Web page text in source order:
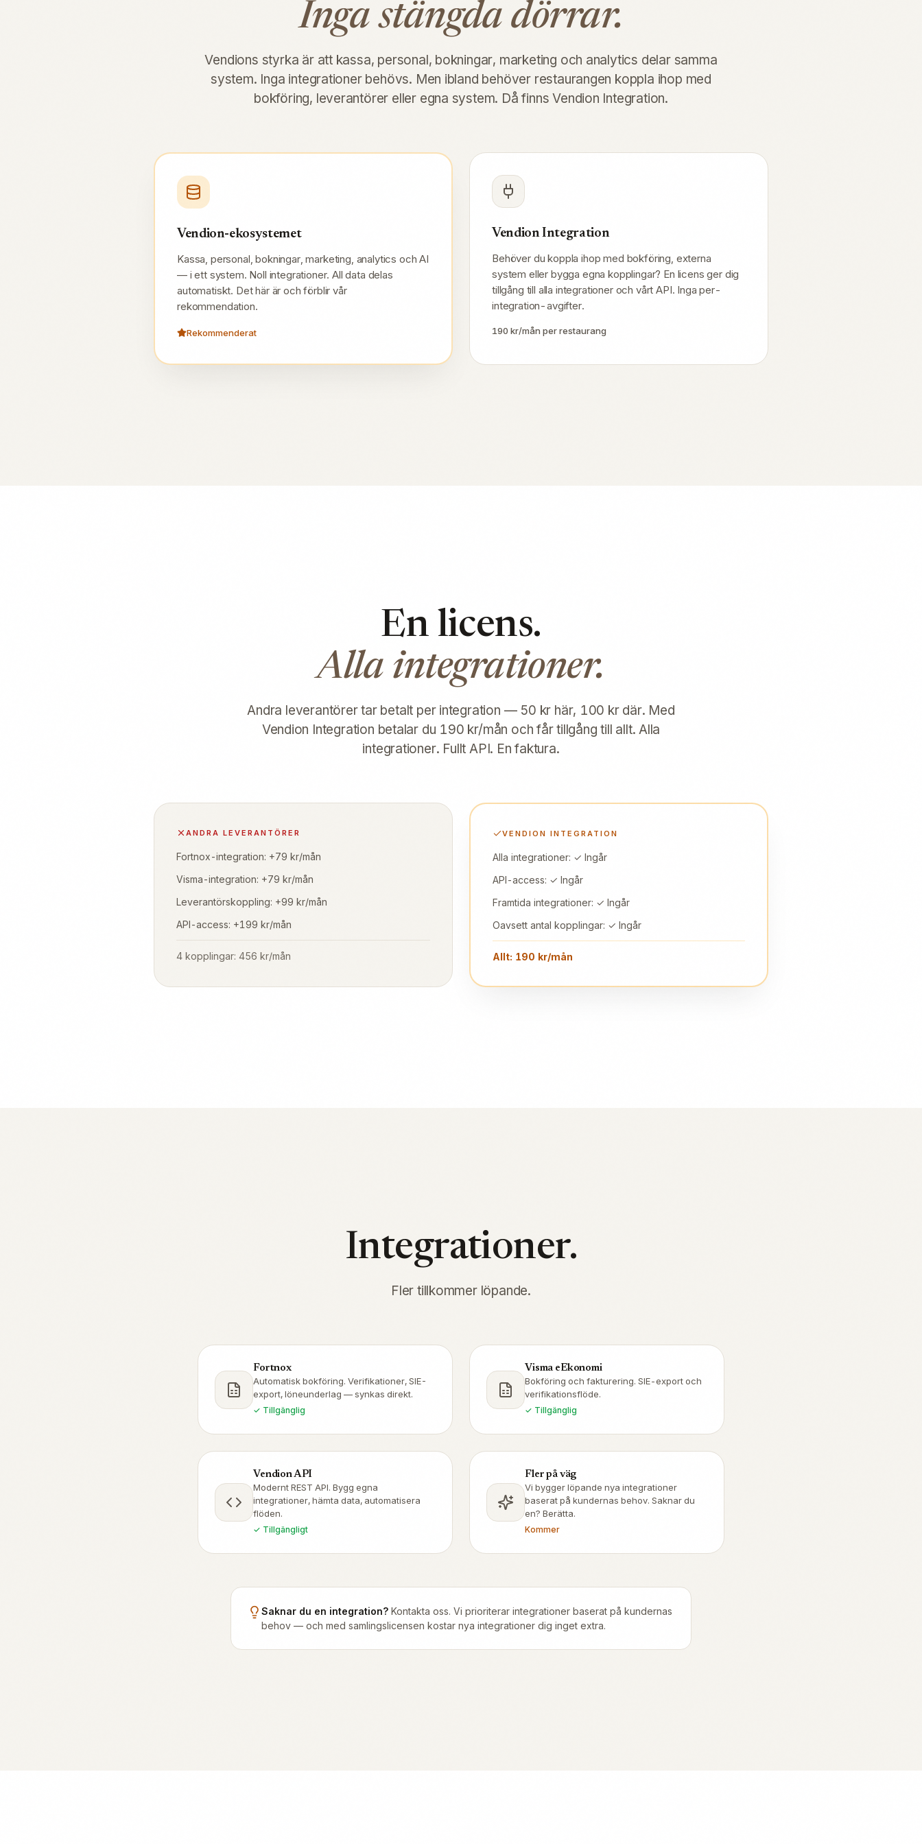
Inga stängda dörrar.
Vendions styrka är att kassa, personal, bokningar, marketing och analytics delar samma
system. Inga integrationer behövs. Men ibland behöver restaurangen koppla ihop med
bokföring, leverantörer eller egna system. Då finns Vendion Integration.
Vendion-ekosystemet
Kassa, personal, bokningar, marketing, analytics och AI
— i ett system. Noll integrationer. All data delas
automatiskt. Det här är och förblir vår
rekommendation.
Rekommenderat
Vendion Integration
Behöver du koppla ihop med bokföring, externa
system eller bygga egna kopplingar? En licens ger dig
tillgång till alla integrationer och vårt API. Inga per-
integration-avgifter.
190 kr/mån per restaurang
En licens.
Alla integrationer.
Andra leverantörer tar betalt per integration — 50 kr här, 100 kr där. Med
Vendion Integration betalar du 190 kr/mån och får tillgång till allt. Alla
integrationer. Fullt API. En faktura.
ANDRA LEVERANTÖRER
Fortnox-integration: +79 kr/mån
Visma-integration: +79 kr/mån
Leverantörskoppling: +99 kr/mån
API-access: +199 kr/mån
4 kopplingar: 456 kr/mån
VENDION INTEGRATION
Alla integrationer: ✓ Ingår
API-access: ✓ Ingår
Framtida integrationer: ✓ Ingår
Oavsett antal kopplingar: ✓ Ingår
Allt: 190 kr/mån
Integrationer.
Fler tillkommer löpande.
Fortnox
Automatisk bokföring. Verifikationer, SIE-
export, löneunderlag — synkas direkt.
✓ Tillgänglig
Visma eEkonomi
Bokföring och fakturering. SIE-export och
verifikationsflöde.
✓ Tillgänglig
Vendion API
Modernt REST API. Bygg egna
integrationer, hämta data, automatisera
flöden.
✓ Tillgängligt
Fler på väg
Vi bygger löpande nya integrationer
baserat på kundernas behov. Saknar du
en? Berätta.
Kommer
Saknar du en integration? Kontakta oss. Vi prioriterar integrationer baserat på kundernas
behov — och med samlingslicensen kostar nya integrationer dig inget extra.